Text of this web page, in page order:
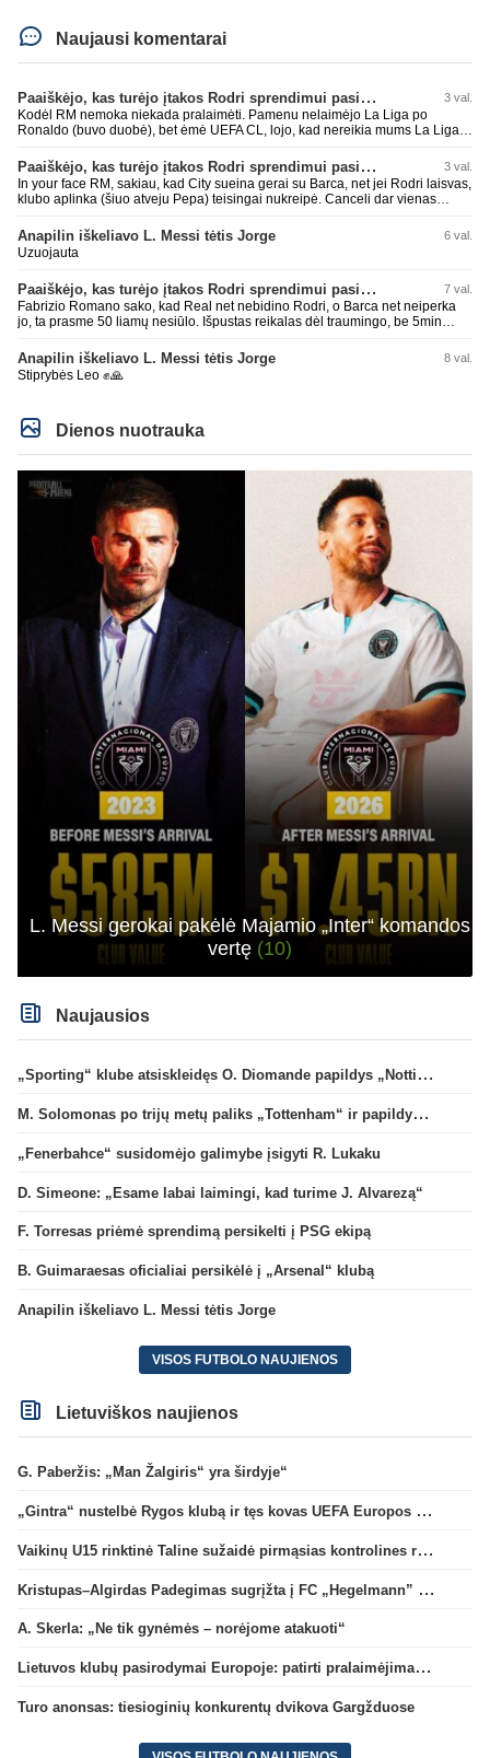
Naujausi komentarai
Paaiškėjo, kas turėjo įtakos Rodri sprendimui pasirinkti Barselonos pusę 3 val.
Kodėl RM nemoka niekada pralaimėti. Pamenu nelaimėjo La Liga po
Ronaldo (buvo duobė), bet ėmė UEFA CL, lojo, kad nereikia mums La Liga,
laimėti La Liga. Dabar vėl gavo nuo Barcos ir Rodri ateina ne pas juos, vėl
nereikia mums jo, senas ir t.t. Gal davai vyriškai priimkit tuos pralaimėjimus
be kvailų nereikia, nenorim ir t.t.
Paaiškėjo, kas turėjo įtakos Rodri sprendimui pasirinkti Barselonos pusę 3 val.
In your face RM, sakiau, kad City sueina gerai su Barca, net jei Rodri laisvas,
klubo aplinka (šiuo atveju Pepa) teisingai nukreipė. Canceli dar vienas
Super
Anapilin iškeliavo L. Messi tėtis Jorge 6 val.
Uzuojauta
Paaiškėjo, kas turėjo įtakos Rodri sprendimui pasirinkti Barselonos pusę 7 val.
Fabrizio Romano sako, kad Real net nebidino Rodri, o Barca net neiperka
jo, ta prasme 50 liamų nesiūlo. Išpustas reikalas dėl traumingo, be 5min
Anapilin iškeliavo L. Messi tėtis Jorge 8 val.
Stiprybės Leo ✊🙏
Dienos nuotrauka
L. Messi gerokai pakėlė Majamio „Inter“ komandos
vertę (10)
Naujausios
„Sporting“ klube atsiskleidęs O. Diomande papildys „Nottingham“ gretas
M. Solomonas po trijų metų paliks „Tottenham“ ir papildys „West Ham“ klubą
„Fenerbahce“ susidomėjo galimybe įsigyti R. Lukaku
D. Simeone: „Esame labai laimingi, kad turime J. Alvarezą“
F. Torresas priėmė sprendimą persikelti į PSG ekipą
B. Guimaraesas oficialiai persikėlė į „Arsenal“ klubą
Anapilin iškeliavo L. Messi tėtis Jorge
VISOS FUTBOLO NAUJIENOS
Lietuviškos naujienos
G. Paberžis: „Man Žalgiris“ yra širdyje“
„Gintra“ nustelbė Rygos klubą ir tęs kovas UEFA Europos taurės atrankoje
Vaikinų U15 rinktinė Taline sužaidė pirmąsias kontrolines rungtynes
Kristupas–Algirdas Padegimas sugrįžta į FC „Hegelmann” B sudėtį
A. Skerla: „Ne tik gynėmės – norėjome atakuoti“
Lietuvos klubų pasirodymai Europoje: patirti pralaimėjimai Kroatijos atstovams
Turo anonsas: tiesioginių konkurentų dvikova Gargžduose